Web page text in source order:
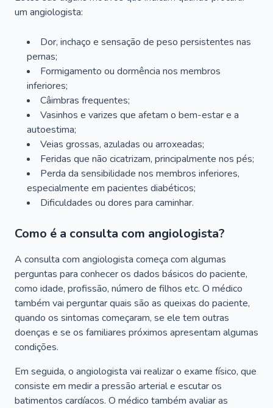
um angiologista:
Dor, inchaço e sensação de peso persistentes nas
pernas;
Formigamento ou dormência nos membros
inferiores;
Câimbras frequentes;
Vasinhos e varizes que afetam o bem-estar e a
autoestima;
Veias grossas, azuladas ou arroxeadas;
Feridas que não cicatrizam, principalmente nos pés;
Perda da sensibilidade nos membros inferiores,
especialmente em pacientes diabéticos;
Dificuldades ou dores para caminhar.
Como é a consulta com angiologista?
A consulta com angiologista começa com algumas
perguntas para conhecer os dados básicos do paciente,
como idade, profissão, número de filhos etc. O médico
também vai perguntar quais são as queixas do paciente,
quando os sintomas começaram, se ele tem outras
doenças e se os familiares próximos apresentam algumas
condições.
Em seguida, o angiologista vai realizar o exame físico, que
consiste em medir a pressão arterial e escutar os
batimentos cardíacos. O médico também avaliar as